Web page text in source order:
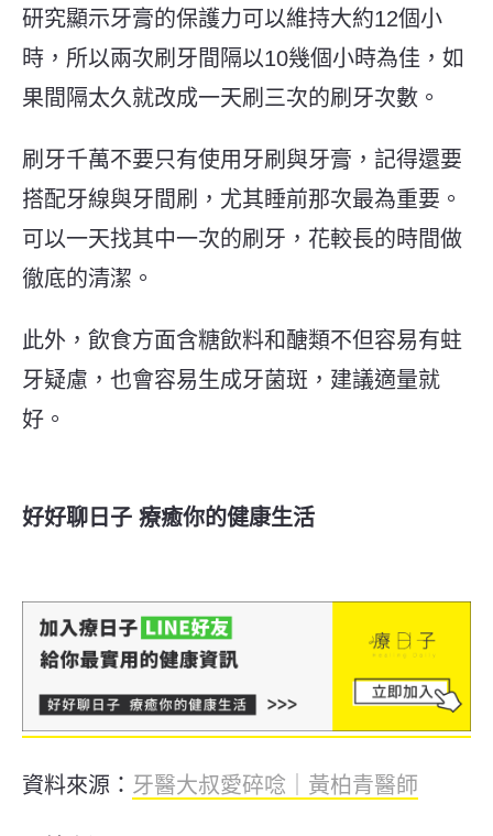
研究顯示牙膏的保護力可以維持大約12個小
時，所以兩次刷牙間隔以10幾個小時為佳，如
果間隔太久就改成一天刷三次的刷牙次數。
刷牙千萬不要只有使用牙刷與牙膏，記得還要
搭配牙線與牙間刷，尤其睡前那次最為重要。
可以一天找其中一次的刷牙，花較長的時間做
徹底的清潔。
此外， 飲食方面含糖飲料和醣類不但容易有蛀
牙疑慮，也會容易生成牙菌斑，建議適量就
好。
好好聊日子 療癒你的健康生活
資料來源： 牙醫大叔愛碎唸｜黃柏青醫師